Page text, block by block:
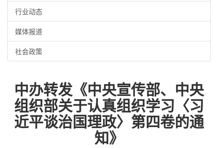
行业动态
媒体报道
社会政策
中办转发《中央宣传部、中央
组织部关于认真组织学习〈习
近平谈治国理政〉第四卷的通
知》